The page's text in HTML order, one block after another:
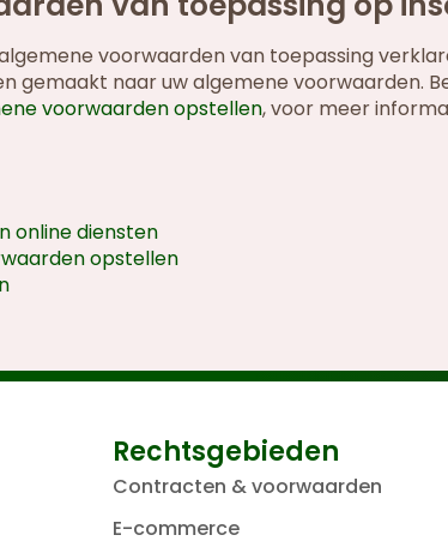
voorwaarden van toepassing
gemaakt naar uw algemene voorwaarden.
voorwaarden opstellen, voor meer
online diensten
opstellen
Rechtsgebieden
Contracten & voorwaarden
E-commerce